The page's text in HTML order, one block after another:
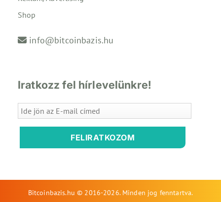
Shop
info@bitcoinbazis.hu
Iratkozz fel hírlevelünkre!
FELIRATKOZOM
Bitcoinbazis.hu © 2016-2026. Minden jog fenntartva.